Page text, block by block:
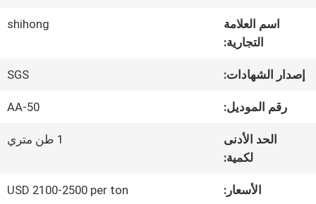
أشرطة
معلومات
اسم العلامة
التجارية:
shihong
إصدار الشهادات: SGS
رقم الموديل: AA-50
الحد الأدنى
لكمية:
1 طن متري
الأسعار: USD 2100-2500 per ton